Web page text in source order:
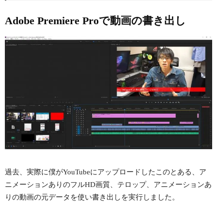
Adobe Premiere Proで動画の書き出し
過去、実際に僕がYouTubeにアップロードしたこのとある、ア
ニメーションありのフルHD画質、テロップ、アニメーションあ
りの動画の元データを使い書き出しを実行しました。